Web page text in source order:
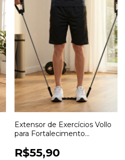
Extensor de Exercícios Vollo
para Fortalecimento
Funcional e Alongamento
R$55,90